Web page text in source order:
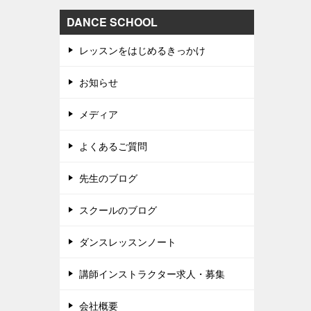
DANCE SCHOOL
レッスンをはじめるきっかけ
お知らせ
メディア
よくあるご質問
先生のブログ
スクールのブログ
ダンスレッスンノート
講師インストラクター求人・募集
会社概要